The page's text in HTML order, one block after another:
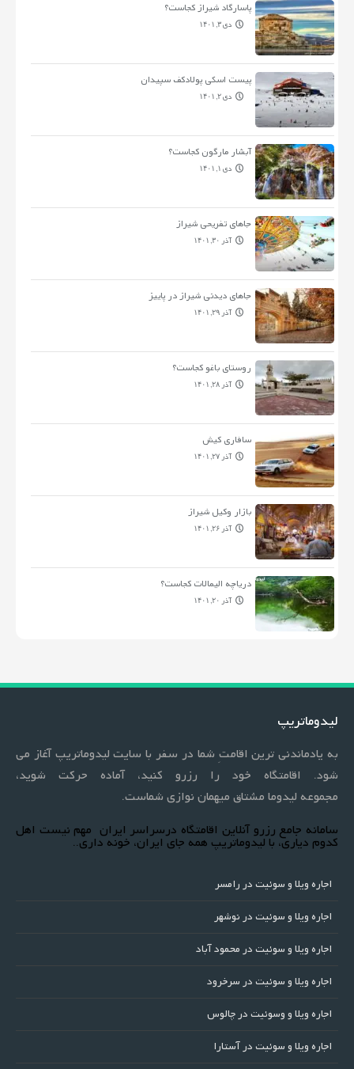
پاسارگاد شیراز کجاست؟
دی ۳, ۱۴۰۱
پیست اسکی پولادکف سپیدان
دی ۲, ۱۴۰۱
آبشار مارگون کجاست؟
دی ۱, ۱۴۰۱
جاهای تفریحی شیراز
آذر ۳۰, ۱۴۰۱
جاهای دیدنی شیراز در پاییز
آذر ۲۹, ۱۴۰۱
روستای باغو کجاست؟
آذر ۲۸, ۱۴۰۱
سافاری کیش
آذر ۲۷, ۱۴۰۱
بازار وکیل شیراز
آذر ۲۶, ۱۴۰۱
دریاچه الیمالات کجاست؟
آذر ۲۰, ۱۴۰۱
لیدوماتریپ
به یادماندنی ترین اقامتِ شما در سفر با سایت لیدوماتریپ آغاز می
شود. اقامتگاه خود را رزرو کنید، آماده حرکت شوید،
مجموعه لیدوما مشتاق میهمان نوازی شماست.
سامانه جامع رزرو آنلاین اقامتگاه درسراسر ایران ‌ مهم‌ نیست اهل
کدوم دیاری، با لیدوماتریپ همه جای ایران، خونه داری..
اجاره ویلا و سوئیت در رامسر
اجاره ویلا و سوئیت در نوشهر
اجاره ویلا و سوئیت در محمود آباد
اجاره ویلا و سوئیت در سرخرود
اجاره ویلا و وسوئیت در چالوس
اجاره ویلا و سوئیت در آستارا